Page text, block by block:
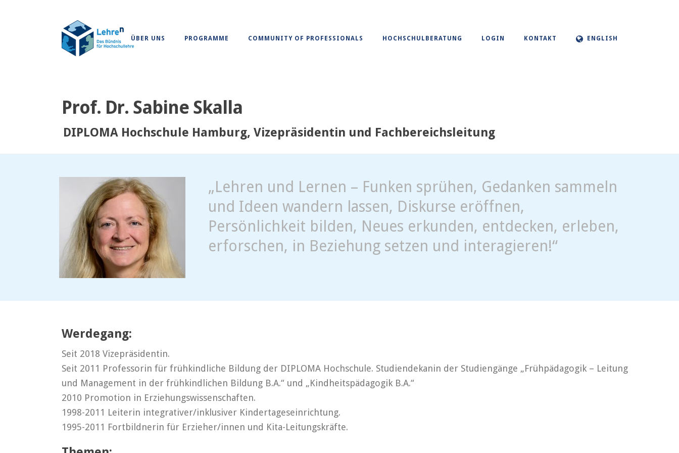
ÜBER UNS PROGRAMME COMMUNITY OF PROFESSIONALS HOCHSCHULBERATUNG LOGIN KONTAKT ENGLISH
Prof. Dr. Sabine Skalla
DIPLOMA Hochschule Hamburg, Vizepräsidentin und Fachbereichsleitung
„Lehren und Lernen – Funken sprühen, Gedanken sammeln
und Ideen wandern lassen, Diskurse eröffnen,
Persönlichkeit bilden, Neues erkunden, entdecken, erleben,
erforschen, in Beziehung setzen und interagieren!“
Werdegang:
Seit 2018 Vizepräsidentin.
Seit 2011 Professorin für frühkindliche Bildung der DIPLOMA Hochschule. Studiendekanin der Studiengänge „Frühpädagogik – Leitung
und Management in der frühkindlichen Bildung B.A.“ und „Kindheitspädagogik B.A.“
2010 Promotion in Erziehungswissenschaften.
1998-2011 Leiterin integrativer/inklusiver Kindertageseinrichtung.
1995-2011 Fortbildnerin für Erzieher/innen und Kita-Leitungskräfte.